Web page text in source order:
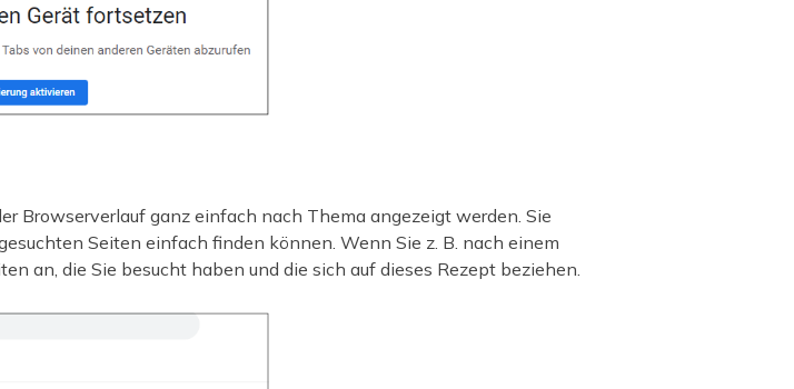
Browserverlauf ganz einfach nach Thema angezeigt werden. Sie
Seiten einfach finden können. Wenn Sie z. B. nach einem
an, die Sie besucht haben und die sich auf dieses Rezept beziehen.